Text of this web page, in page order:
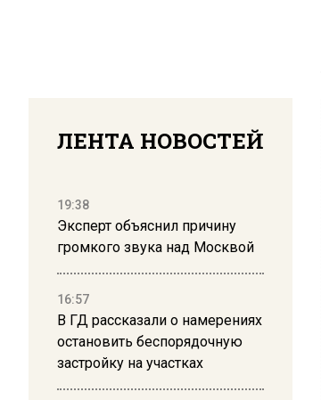
ЛЕНТА НОВОСТЕЙ
19:38
Эксперт объяснил причину
громкого звука над Москвой
16:57
В ГД рассказали о намерениях
остановить беспорядочную
застройку на участках